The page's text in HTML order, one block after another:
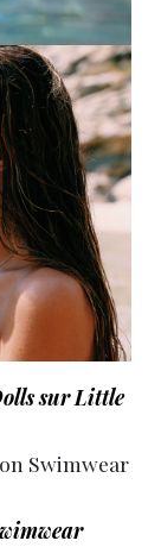
sur Little
Swimwear